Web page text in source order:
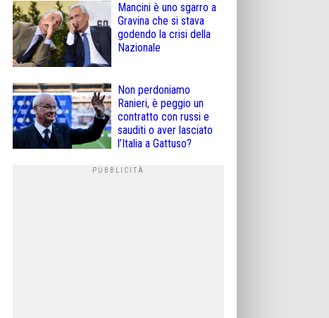
Mancini è uno sgarro a
Gravina che si stava
godendo la crisi della
Nazionale
Non perdoniamo
Ranieri, è peggio un
contratto con russi e
sauditi o aver lasciato
l’Italia a Gattuso?